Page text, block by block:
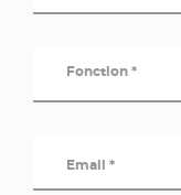
Fonction *
Email *